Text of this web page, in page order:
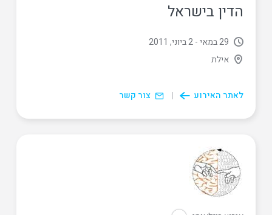
הדין בישראל
29 במאי -2 ביוני, 2011
אילת
לאתר האירוע צור קשר